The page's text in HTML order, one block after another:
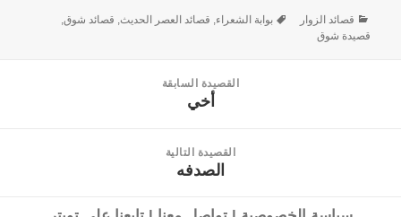
قصائد الزوار بوابة الشعراء, قصائد العصر الحديث, قصائد شوق,
قصيدة شوق
القصيدة السابقة
أخي
القصيدة التالية
الصدفه